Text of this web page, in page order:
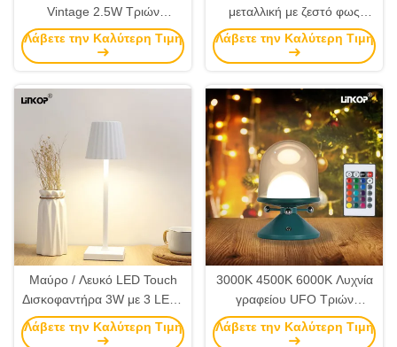
Vintage 2.5W Τριών
Χρωμάτων με Δυνατότητα
Ρύθμισης της Έντασης,
Λάβετε την Καλύτερη Τιμή
μεταλλική με ζεστό φως
2700k 0.64W Φόρτιση Αφής
Ρύθμιση έντασης Φωτισμού
Λάβετε την Καλύτερη Τιμή
Μαύρο / Λευκό LED Touch
Δισκοφαντήρα 3W με 3 LEDs
σε Τριτόν Τελικό
Λάβετε την Καλύτερη Τιμή
3000K 4500K 6000K Λυχνία
γραφείου UFO Τριών
χρωμάτων Ρύθμιση
φωτεινότητας αφής
Λάβετε την Καλύτερη Τιμή